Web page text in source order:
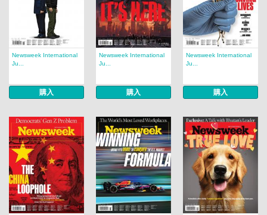
Newsweek International
Ju...
購入
Newsweek International
Ju...
購入
Newsweek International
Ju...
購入